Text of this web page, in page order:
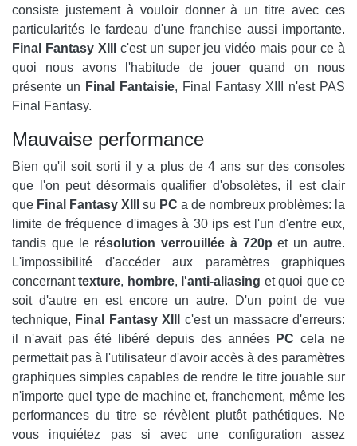
consiste justement à vouloir donner à un titre avec ces
particularités le fardeau d'une franchise aussi importante.
Final Fantasy XIII
c'est un super jeu vidéo mais pour ce à
quoi nous avons l'habitude de jouer quand on nous
présente un Final Fantaisie, Final Fantasy XIII n'est PAS
Final Fantasy.
Mauvaise performance
Bien qu'il soit sorti il ​​y a plus de 4 ans sur des consoles
que l'on peut désormais qualifier d'obsolètes, il est clair
que Final Fantasy XIII su PC a de nombreux problèmes: la
limite de fréquence d'images à 30 ips est l'un d'entre eux,
tandis que le résolution verrouillée à 720p et un autre.
L'impossibilité d'accéder aux paramètres graphiques
concernanttexture, hombre, l'anti-aliasing et quoi que ce
soit d'autre en est encore un autre. D'un point de vue
technique, Final Fantasy XIII
c'est un massacre d'erreurs:
il n'avait pas été libéré depuis des années PC cela ne
permettait pas à l'utilisateur d'avoir accès à des paramètres
graphiques simples capables de rendre le titre jouable sur
n'importe quel type de machine et, franchement, même les
performances du titre se révèlent plutôt pathétiques. Ne
vous inquiétez pas si avec une configuration assez